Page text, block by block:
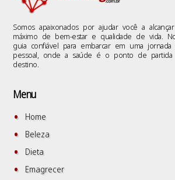
Somos apaixonados por ajudar você a
máximo de bem-estar e qualidade de vida.
guia confiável para embarcar em uma jornada
pessoal, onde a saúde é o ponto de
destino.
Menu
Home
Beleza
Dieta
Emagrecer